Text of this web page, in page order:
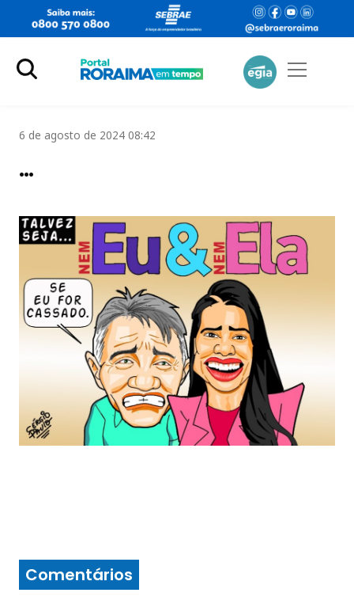
6 de agosto de 2024 08:42
…
Comentários